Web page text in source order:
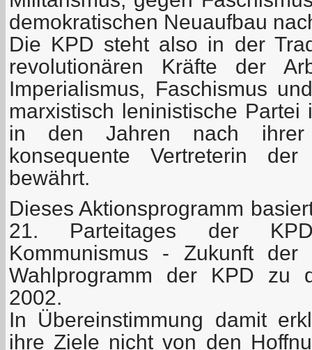
demokratischen Neuaufbau
Die KPD steht also in der
revolutionären Kräfte der
Imperialismus, Faschismus
marxistisch leninistische
in den Jahren nach ihrer
konsequente Vertreterin
bewährt.
Dieses Aktionsprogramm
21. Parteitages der
Kommunismus - Zukunft der
Wahlprogramm der KPD zu
2002.
In Übereinstimmung damit
ihre Ziele nicht von den